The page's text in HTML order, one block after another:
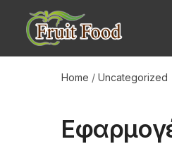
Home / Uncategorized